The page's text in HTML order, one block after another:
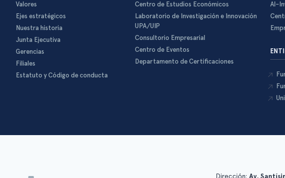
Valores
Ejes estratégicos
Nuestra historia
Junta Ejecutiva
Gerencias
Filiales
Estatuto y Código de conducta
Centro de Estudios Económicos
Laboratorio de Investigación e Innovación
UPA/UIP
Consultorio Empresarial
Centro de Eventos
Departamento de Certificaciones
Al-
Dirección: Av.